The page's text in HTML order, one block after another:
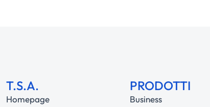
T.S.A.
Homepage
PRODOTTI
Business